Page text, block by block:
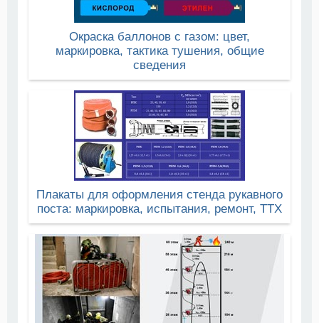
Окраска баллонов с газом: цвет,
маркировка, тактика тушения, общие
сведения
Плакаты для оформления стенда рукавного
поста: маркировка, испытания, ремонт, ТТХ